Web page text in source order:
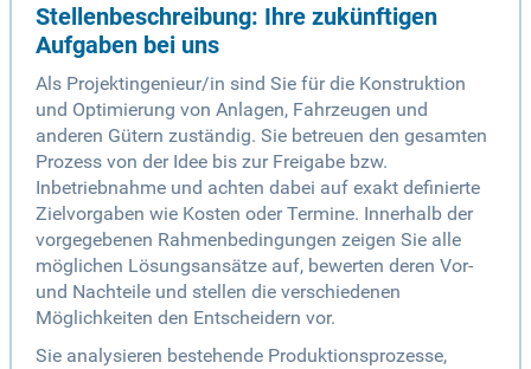
Stellenbeschreibung: Ihre zukünftigen
Aufgaben bei uns
Als Projektingenieur/in sind Sie für die Konstruktion
und Optimierung von Anlagen, Fahrzeugen und
anderen Gütern zuständig. Sie betreuen den gesamten
Prozess von der Idee bis zur Freigabe bzw.
Inbetriebnahme und achten dabei auf exakt definierte
Zielvorgaben wie Kosten oder Termine. Innerhalb der
vorgegebenen Rahmenbedingungen zeigen Sie alle
möglichen Lösungsansätze auf, bewerten deren Vor-
und Nachteile und stellen die verschiedenen
Möglichkeiten den Entscheidern vor.
Sie analysieren bestehende Produktionsprozesse,